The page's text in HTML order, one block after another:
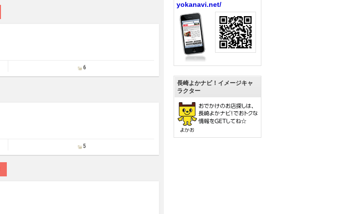
6
5
yokanavi.net/
長崎よかナビ！イメージキャ
ラクター